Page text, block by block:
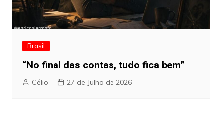
Brasil
“No final das contas, tudo fica bem”
Célio 27 de Julho de 2026